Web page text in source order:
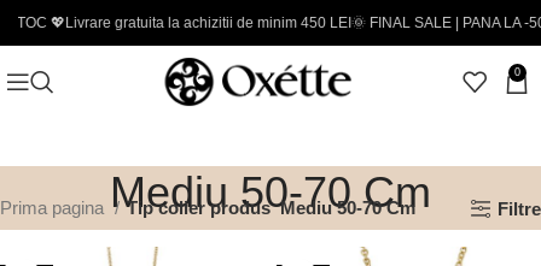
gratuita la achizitii de minim 450 LEI🌞 FINAL SALE | PANA LA -50% -
0
Mediu 50-70 Cm
Prima pagina Tip colier produs Mediu 50-70 Cm Filtre